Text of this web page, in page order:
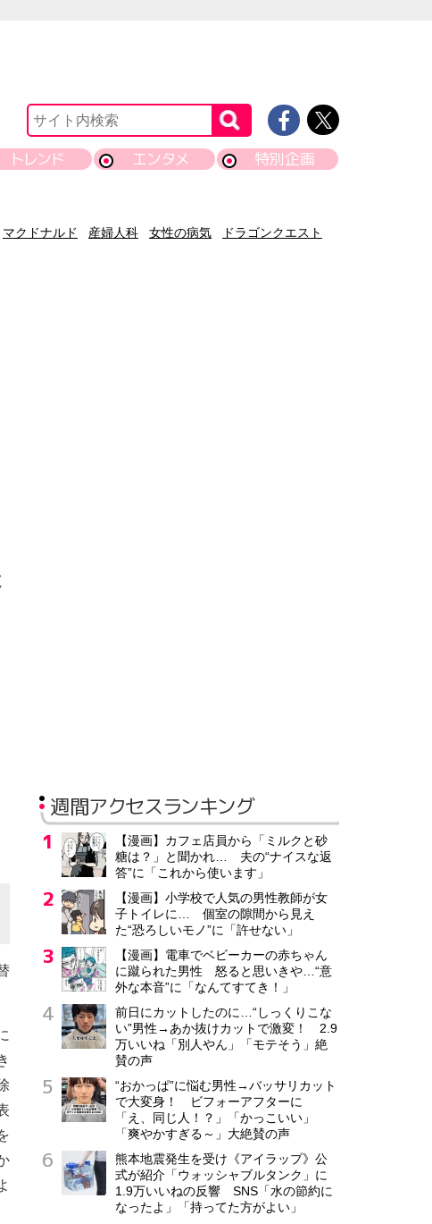
トレンド エンタメ 特別企画
マクドナルド 産婦人科 女性の病気
ドラゴンクエスト
週間アクセスランキング
【漫画】カフェ店員から「ミルクと砂
糖は？」と聞かれ… 夫の“ナイスな返
答”に「これから使います」
【漫画】小学校で人気の男性教師が女
子トイレに… 個室の隙間から見え
た“恐ろしいモノ”に「許せない」
【漫画】電車でベビーカーの赤ちゃん
に蹴られた男性 怒ると思いきや…“意
外な本音”に「なんてすてき！」
前日にカットしたのに…“しっくりこな
い”男性→あか抜けカットで激変！ 2.9
万いいね「別人やん」「モテそう」絶
賛の声
“おかっぱ”に悩む男性→バッサリカット
で大変身！ ビフォーアフターに
「え、同じ人！？」「かっこいい」
「爽やかすぎる～」大絶賛の声
熊本地震発生を受け《アイラップ》公
式が紹介「ウォッシャブルタンク」に
1.9万いいねの反響 SNS「水の節約に
なったよ」「持ってた方がよい」